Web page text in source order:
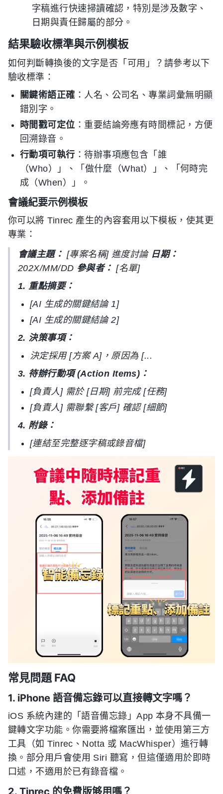
字稿進行快速掃讀確認，特別是涉及數字、
日期與責任歸屬的部分。
結果驗收標準與示例模板
如何判斷轉換後的文字是否「可用」？請參考以下
驗收標準：
關鍵術語正確 ：人名、公司名、專業詞彙無明顯
錯別字。
時間戳可定位 ：重要結論旁應有時間標記，方便
回溯錄音。
行動項可執行 ：待辦事項應包含「誰
（Who）」、「做什麼（What）」、「何時完
成（When）」。
會議紀要示例模板
你可以將 Tinrec 產生的內容套用以下模板，使其更
專業：
會議主題： [專案名稱] 進度討論 日期：
202X/MM/DD 參與者： [名單]
1. 重點摘要：
[AI 生成的關鍵結論 1]
[AI 生成的關鍵結論 2]
2. 決策事項：
決定採用 [方案 A]，原因為 [...
3. 待辦行動項 (Action Items)：
[負責人] 需於 [日期] 前完成 [任務]
[負責人] 需聯繫 [客戶] 確認 [細節]
4. 附錄：
[連結至完整逐字稿或錄音檔]
常見問題 FAQ
1. iPhone 語音備忘錄可以直接轉文字嗎？
iOS 系統內建的「語音備忘錄」App 本身不具備一
鍵轉文字功能。你需要將檔案匯出，並使用第三方
工具（如 Tinrec、Notta 或 MacWhisper）進行轉
換。部分用戶會使用 Siri 聽寫，但這僅適用於即時
口述，不適用於已有錄音檔。
2. Tinrec 的免費版够用嗎？